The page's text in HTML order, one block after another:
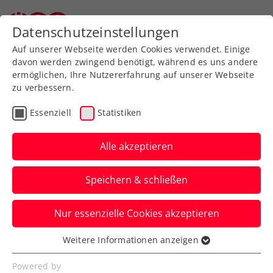
Zurück zur Newsübersicht
Wochenvorschau
Kalenderwoche 8/2023:
Wer? Wann? Wo?
Lilli Tagger zählt beim Juniorenturnier in
Wolfsberg zu den heimischen
Titelhoffnungen.
Verfasst von: Stefan Pletzer, 19.02.2023
Datenschutzeinstellungen
Auf unserer Webseite werden Cookies verwendet. Einige
davon werden zwingend benötigt, während es uns andere
ermöglichen, Ihre Nutzererfahrung auf unserer Webseite
zu verbessern.
Essenziell Statistiken
Alle akzeptieren
Speichern & schließen
Nur essenzielle Cookies akzeptieren
Essenziell
Essenzielle Cookies werden für grundlegende
Weitere Informationen anzeigen
Powered by